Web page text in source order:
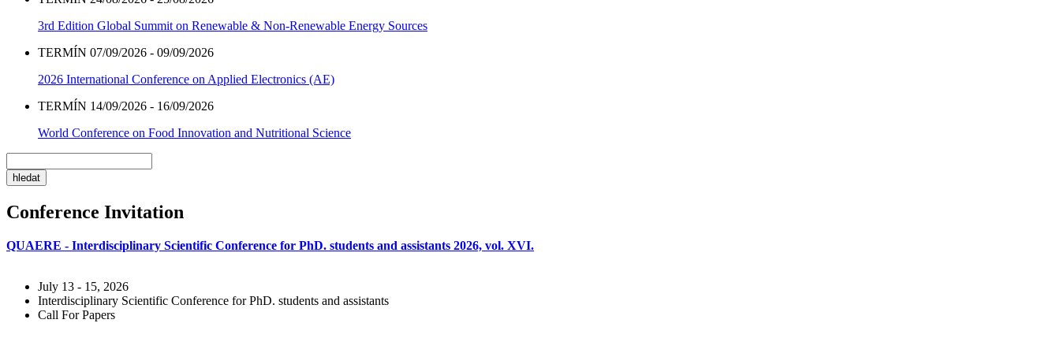
3rd Edition Global Summit on Renewable & Non-Renewable Energy Sources
TERMÍN 07/09/2026 - 09/09/2026
2026 International Conference on Applied Electronics (AE)
TERMÍN 14/09/2026 - 16/09/2026
World Conference on Food Innovation and Nutritional Science
Conference Invitation
QUAERE - Interdisciplinary Scientific Conference for PhD. students and assistants 2026, vol. XVI.
July 13 - 15, 2026
Interdisciplinary Scientific Conference for PhD. students and assistants
Call For Papers